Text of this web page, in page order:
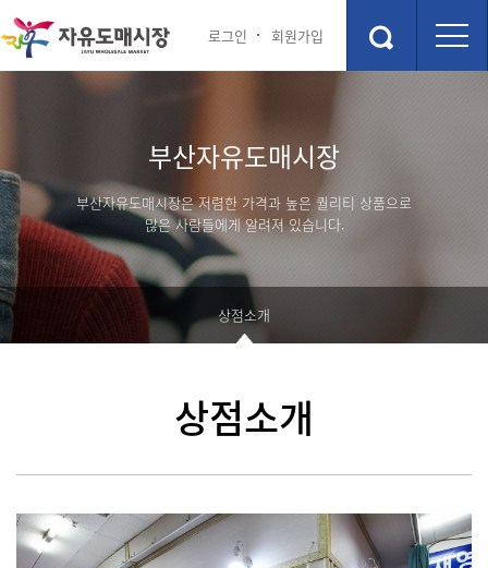
로그인 회원가입
층별안내
주차장
편의시설
상점소개
관광 및 교통정보 행사 및 이벤트
포토갤러리
커뮤니티
시장소식
부산자유시장 소개
시장소개
연혁
부산자유도매시장
부산자유도매시장은 저렴한 가격과 높은 퀄리티 상품으로
많은 사람들에게 알려져 있습니다.
상점소개
상점소개